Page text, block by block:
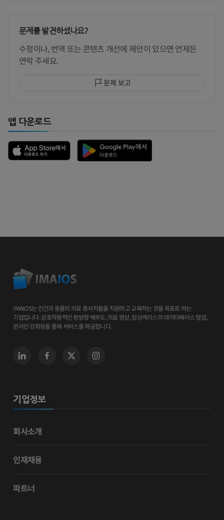
문제를 발견하셨나요?
수정이나, 번역 또는 콘텐츠 개선에 제안이 있으면 언제든
연락 주세요.
문제 보고
앱 다운로드
IMAIOS는 인간과 동물의 의료 종사자들을 지원하고 교육하는 것을 목표로 하는
기업입니다. 상호작용적인 쌍방향 해부도, 의료 영상, 임상케이스의 데이타베이스 협업,
온라인 강좌등을 통해 서비스를 제공합니다.
기업정보
회사소개
인재채용
파트너